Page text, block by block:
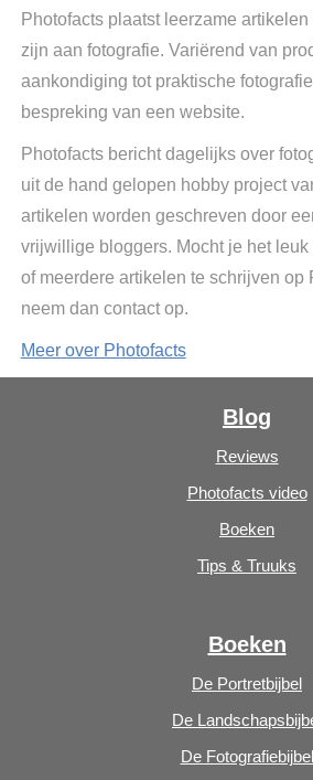
Photofacts plaatst leerzame
zijn aan fotografie. Variërend van
aankondiging tot praktische
bespreking van een website.
Photofacts bericht dagelijks over
uit de hand gelopen hobby project
artikelen worden geschreven door
vrijwillige bloggers. Mocht je het leuk
of meerdere artikelen te schrijven op
neem dan contact op.
Meer over Photofacts
Blog
Reviews
Photofacts video
Boeken
Tips & Truuks
Boeken
De Portretbijbel
De
De Fotografiebijbel